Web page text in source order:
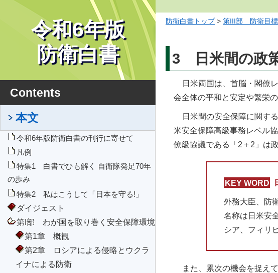
令和6年版
防衛白書
Contents
本文
令和6年版防衛白書の刊行に寄せて
凡例
特集1 白書でひも解く 自衛隊発足70年
の歩み
特集2 私はこうして「日本を守る!」
ダイジェスト
第I部 わが国を取り巻く安全保障環境
第1章 概観
第2章 ロシアによる侵略とウクラ
イナによる防衛
防衛白書トップ> 第III部 防衛目標
3 日米間の政
日米両国は、首脳・閣僚
会全体の平和と安定や繁栄
日米間の安全保障に関す
米安全保障高級事務レベル
僚級協議である「2＋2」は
KEY WORD
外務大臣、防
名称は日米安
シア、フィリ
また、累次の機会を捉え